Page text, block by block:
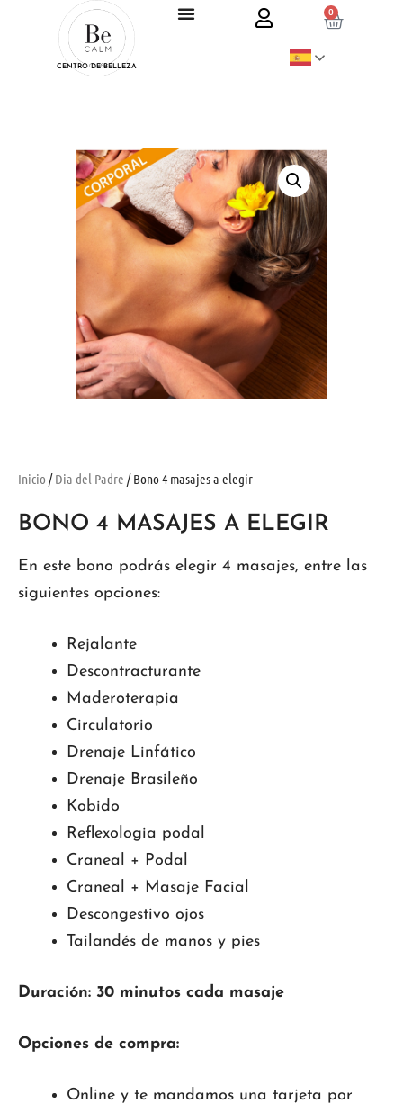
CENTRO DE BELLEZA
0
Inicio /Dia del Padre / Bono 4 masajes a elegir
BONO 4 MASAJES A ELEGIR
En este bono podrás elegir 4 masajes, entre las
siguientes opciones:
Rejalante
Descontracturante
Maderoterapia
Circulatorio
Drenaje Linfático
Drenaje Brasileño
Kobido
Reflexologia podal
Craneal + Podal
Craneal + Masaje Facial
Descongestivo ojos
Tailandés de manos y pies
Duración: 30 minutos cada masaje
Opciones de compra:
Online y te mandamos una tarjeta por